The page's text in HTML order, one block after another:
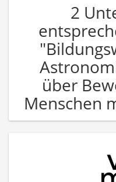
2
über
Menschen